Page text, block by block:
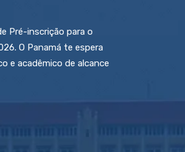
Pré-inscrição para o
O Panamá te espera
e acadêmico de alcance